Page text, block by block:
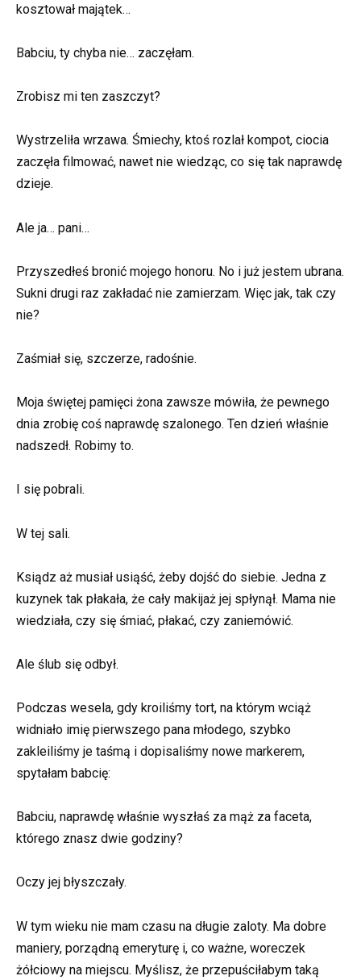
kosztował majątek…
Babciu, ty chyba nie… zaczęłam.
Zrobisz mi ten zaszczyt?
Wystrzeliła wrzawa. Śmiechy, ktoś rozlał kompot, ciocia
zaczęła filmować, nawet nie wiedząc, co się tak naprawdę
dzieje.
Ale ja… pani…
Przyszedłeś bronić mojego honoru. No i już jestem ubrana.
Sukni drugi raz zakładać nie zamierzam. Więc jak, tak czy
nie?
Zaśmiał się, szczerze, radośnie.
Moja świętej pamięci żona zawsze mówiła, że pewnego
dnia zrobię coś naprawdę szalonego. Ten dzień właśnie
nadszedł. Robimy to.
I się pobrali.
W tej sali.
Ksiądz aż musiał usiąść, żeby dojść do siebie. Jedna z
kuzynek tak płakała, że cały makijaż jej spłynął. Mama nie
wiedziała, czy się śmiać, płakać, czy zaniemówić.
Ale ślub się odbył.
Podczas wesela, gdy kroiliśmy tort, na którym wciąż
widniało imię pierwszego pana młodego, szybko
zakleiliśmy je taśmą i dopisaliśmy nowe markerem,
spytałam babcię:
Babciu, naprawdę właśnie wyszłaś za mąż za faceta,
którego znasz dwie godziny?
Oczy jej błyszczały.
W tym wieku nie mam czasu na długie zaloty. Ma dobre
maniery, porządną emeryturę i, co ważne, woreczek
żółciowy na miejscu. Myślisz, że przepuściłabym taką